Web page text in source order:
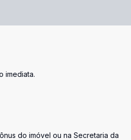
imediata.
do imóvel ou na Secretaria da